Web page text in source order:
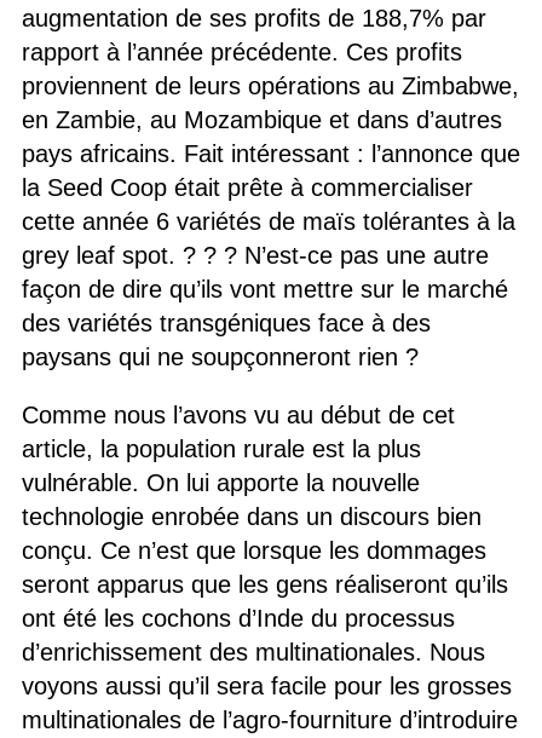
augmentation de ses profits de 188,7% par
rapport à l’année précédente. Ces profits
proviennent de leurs opérations au Zimbabwe,
en Zambie, au Mozambique et dans d’autres
pays africains. Fait intéressant : l’annonce que
la Seed Coop était prête à commercialiser
cette année 6 variétés de maïs tolérantes à la
grey leaf spot. ? ? ? N’est-ce pas une autre
façon de dire qu’ils vont mettre sur le marché
des variétés transgéniques face à des
paysans qui ne soupçonneront rien ?
Comme nous l’avons vu au début de cet
article, la population rurale est la plus
vulnérable. On lui apporte la nouvelle
technologie enrobée dans un discours bien
conçu. Ce n’est que lorsque les dommages
seront apparus que les gens réaliseront qu’ils
ont été les cochons d’Inde du processus
d’enrichissement des multinationales. Nous
voyons aussi qu’il sera facile pour les grosses
multinationales de l’agro-fourniture d’introduire